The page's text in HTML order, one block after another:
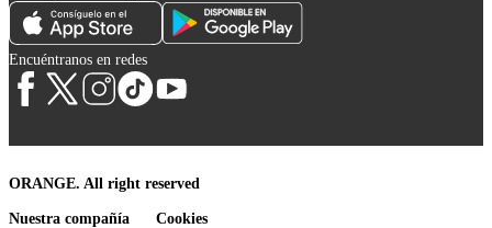
Encuéntranos en redes
ORANGE. All right reserved
Nuestra compañía
Cookies